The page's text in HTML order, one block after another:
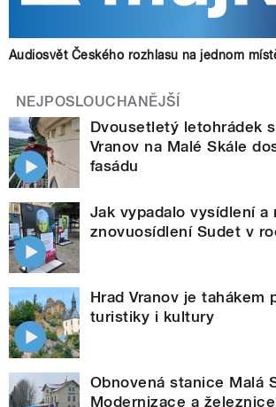
Audiosvět Českého rozhlasu na jednom
NEJPOSLOUCHANĚJŠÍ
Dvousetletý letohrádek
Vranov na Malé Skále
fasádu
Jak vypadalo vysídlení a
znovuosídlení Sudet v
Hrad Vranov je tahákem
turistiky i kultury
Obnovená stanice Malá
Modernizace a